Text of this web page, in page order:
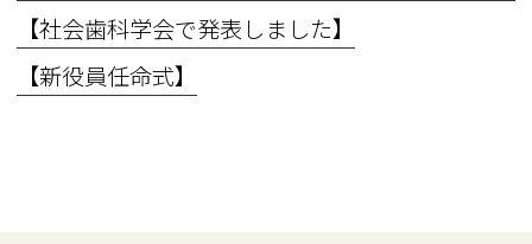
【社会歯科学会で発表しました】
【新役員任命式】